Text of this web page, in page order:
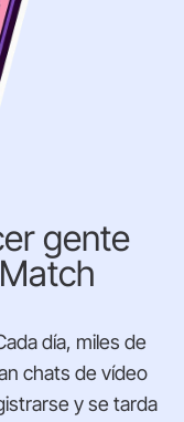
gente
día, miles de
chats de vídeo
y se tarda